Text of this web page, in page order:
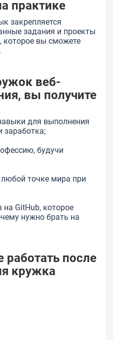
практике
закрепляется
задания и проекты
которое вы сможете
веб-
вы получите
для выполнения
заработка;
будучи
точке мира при
GitHub, которое
нужно брать на
после
кружка